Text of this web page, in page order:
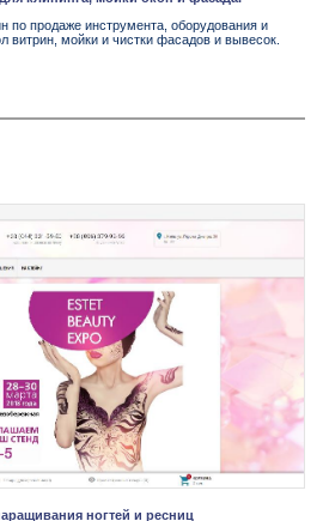
по продаже инструмента, оборудования и
витрин, мойки и чистки фасадов и вывесок.
ногтей и ресниц